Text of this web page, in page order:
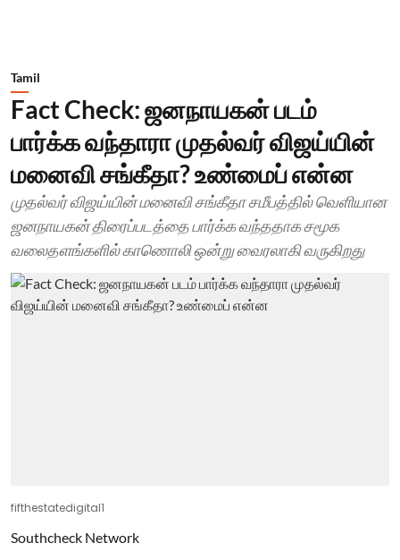
Tamil
Fact Check: ஜனநாயகன் படம்
பார்க்க வந்தாரா முதல்வர் விஜய்யின்
மனைவி சங்கீதா? உண்மைப் என்ன
முதல்வர் விஜய்யின் மனைவி சங்கீதா சமீபத்தில் வெளியான
ஜனநாயகன் திரைப்படத்தை பார்க்க வந்ததாக சமூக
வலைதளங்களில் காணொலி ஒன்று வைரலாகி வருகிறது
fifthestatedigital1
Southcheck Network